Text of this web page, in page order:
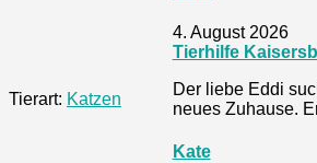
Tierart: Katzen
4. August 2026
Tierhilfe
Der liebe Eddi
neues Zuhause.
Kate